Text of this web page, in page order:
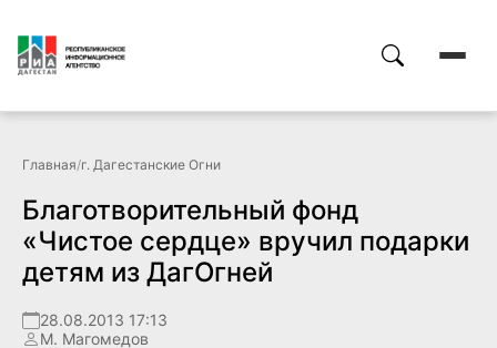
Главная/г. Дагестанские Огни
Благотворительный фонд
«Чистое сердце» вручил подарки
детям из ДагОгней
28.08.2013 17:13
М. Магомедов